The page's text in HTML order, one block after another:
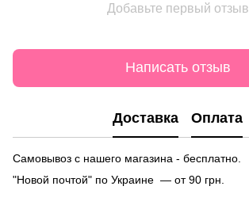
Добавьте первый отзыв
Написать отзыв
Доставка Оплата
Самовывоз с нашего магазина - бесплатно.
"Новой почтой" по Украине — от 90 грн.